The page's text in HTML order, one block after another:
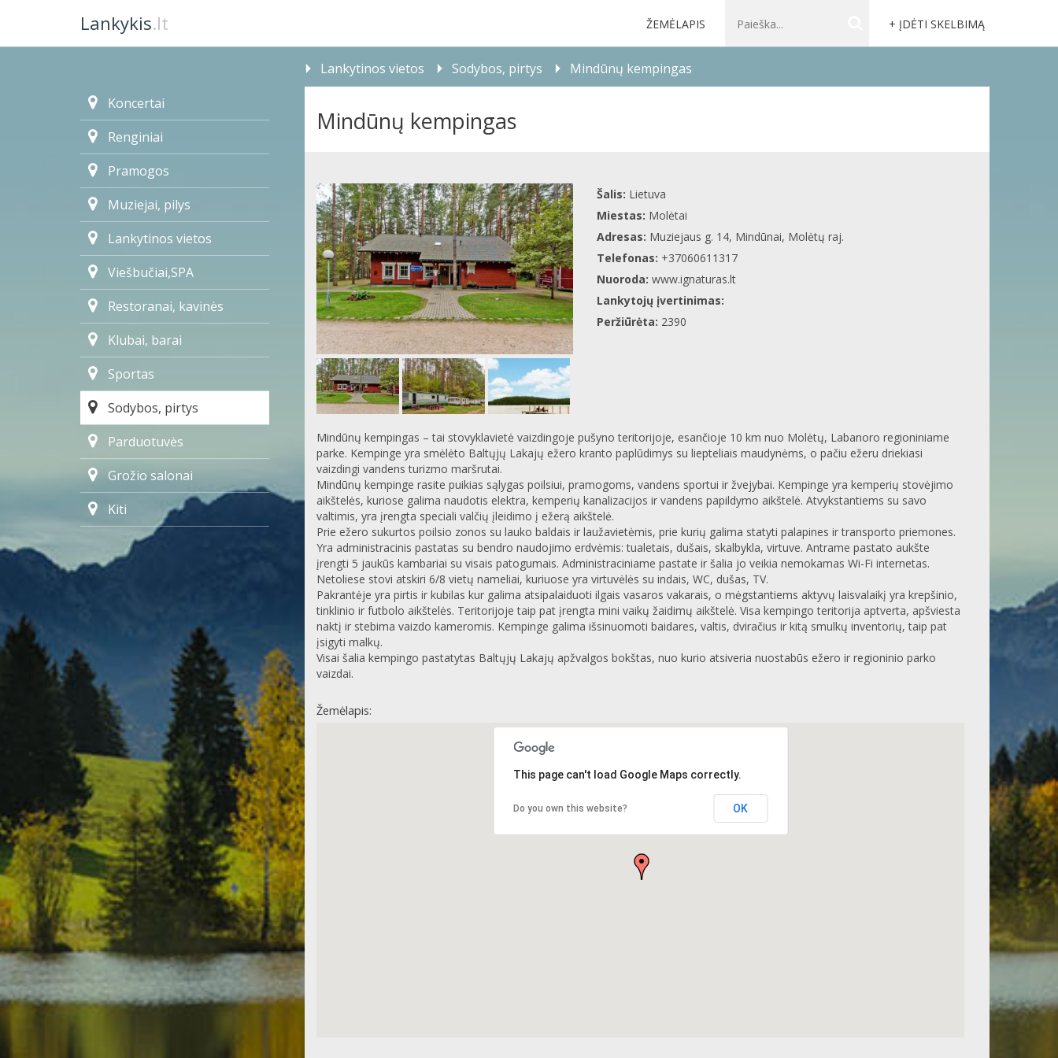
Lankykis.lt ŽEMĖLAPIS + ĮDĖTI SKELBIMĄ
Lankytinos vietos Sodybos, pirtys
Mindūnų kempingas
Koncertai
Renginiai
Pramogos
Muziejai, pilys
Lankytinos vietos
Viešbučiai,SPA
Restoranai, kavinės
Klubai, barai
Sportas
Sodybos, pirtys
Parduotuvės
Grožio salonai
Kiti
Mindūnų kempingas
Šalis: Lietuva
Miestas: Molėtai
Adresas: Muziejaus g. 14, Mindūnai, Molėtų raj.
Telefonas: +37060611317
Nuoroda: www.ignaturas.lt
Lankytojų įvertinimas:
Peržiūrėta: 2390
Mindūnų kempingas – tai stovyklavietė vaizdingoje pušyno teritorijoje, esančioje 10 km nuo Molėtų, Labanoro regioniniame
parke. Kempinge yra smėlėto Baltųjų Lakajų ežero kranto paplūdimys su liepteliais maudynėms, o pačiu ežeru driekiasi
vaizdingi vandens turizmo maršrutai.
Mindūnų kempinge rasite puikias sąlygas poilsiui, pramogoms, vandens sportui ir žvejybai. Kempinge yra kemperių stovėjimo
aikštelės, kuriose galima naudotis elektra, kemperių kanalizacijos ir vandens papildymo aikštelė. Atvykstantiems su savo
valtimis, yra įrengta speciali valčių įleidimo į ežerą aikštelė.
Prie ežero sukurtos poilsio zonos su lauko baldais ir laužavietėmis, prie kurių galima statyti palapines ir transporto priemones.
Yra administracinis pastatas su bendro naudojimo erdvėmis: tualetais, dušais, skalbykla, virtuve. Antrame pastato aukšte
įrengti 5 jaukūs kambariai su visais patogumais. Administraciniame pastate ir šalia jo veikia nemokamas Wi-Fi internetas.
Netoliese stovi atskiri 6/8 vietų nameliai, kuriuose yra virtuvėlės su indais, WC, dušas, TV.
Pakrantėje yra pirtis ir kubilas kur galima atsipalaiduoti ilgais vasaros vakarais, o mėgstantiems aktyvų laisvalaikį yra krepšinio,
tinklinio ir futbolo aikštelės. Teritorijoje taip pat įrengta mini vaikų žaidimų aikštelė. Visa kempingo teritorija aptverta, apšviesta
naktį ir stebima vaizdo kameromis. Kempinge galima išsinuomoti baidares, valtis, dviračius ir kitą smulkų inventorių, taip pat
įsigyti malkų.
Visai šalia kempingo pastatytas Baltųjų Lakajų apžvalgos bokštas, nuo kurio atsiveria nuostabūs ežero ir regioninio parko
vaizdai.
Žemėlapis:
This page can't load Google Maps correctly.
Do you own this website? OK